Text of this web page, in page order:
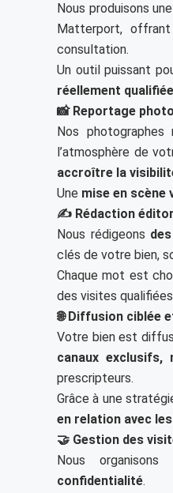
Nous produisons une
Matterport,
consultation.
Un outil puissant
réellement
📸 Reportage
Nos
l’atmosphère de
accroître la
Une mise en scène
✍️ Rédaction
Nous rédigeons
clés de votre bien,
Chaque mot est
des visites
🌐 Diffusion ciblée
Votre bien est
canaux exclusifs,
prescripteurs.
Grâce à une
en relation avec
🤝 Gestion des
Nous
confidentialité.